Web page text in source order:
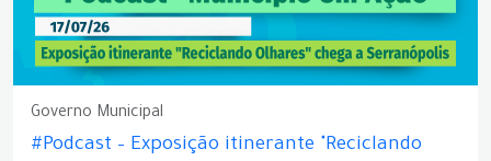
Governo Municipal
#Podcast – Exposição itinerante "Reciclando